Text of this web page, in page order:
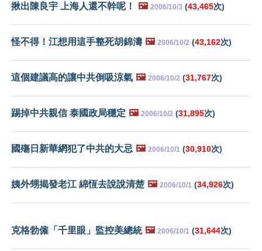
揪出陳良宇 上海人還不幹呢！ 🖼️ 2006/10/3 (43,465次)
怪不得！江想用這手整死胡錦濤 🖼️ 2006/10/2 (43,162次)
這個建議高的讓中共倒吸涼氣 🖼️ 2006/10/2 (31,767次)
踢掉中共親信 泰國政局穩定 🖼️ 2006/10/2 (31,895次)
國殤日新華網犯了中共的大忌 🖼️ 2006/10/1 (30,910次)
姨外甥揭發老江 綿恆去說說清楚 🖼️ 2006/10/1 (34,926次)
克格勃僱「千里眼」監控美總統 🖼️ 2006/10/1 (31,644次)